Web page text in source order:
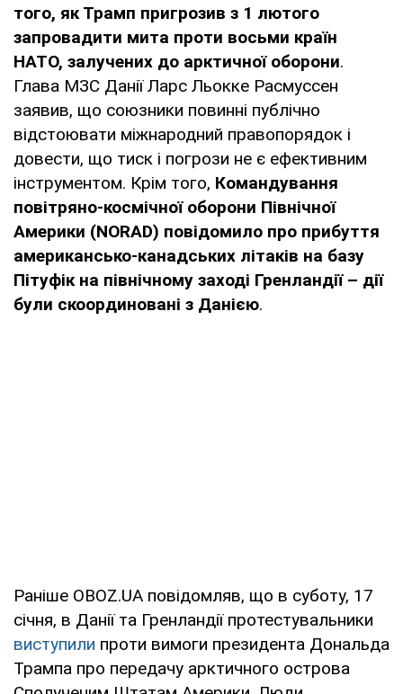
того, як Трамп пригрозив з 1 лютого
запровадити мита проти восьми країн
НАТО, залучених до арктичної оборони.
Глава МЗС Данії Ларс Льокке Расмуссен
заявив, що союзники повинні публічно
відстоювати міжнародний правопорядок і
довести, що тиск і погрози не є ефективним
інструментом. Крім того, Командування
повітряно-космічної оборони Північної
Америки (NORAD) повідомило про прибуття
американсько-канадських літаків на базу
Пітуфік на північному заході Гренландії – дії
були скоординовані з Данією.
Раніше OBOZ.UA повідомляв, що в суботу, 17
січня, в Данії та Гренландії протестувальники
виступили проти вимоги президента Дональда
Трампа про передачу арктичного острова